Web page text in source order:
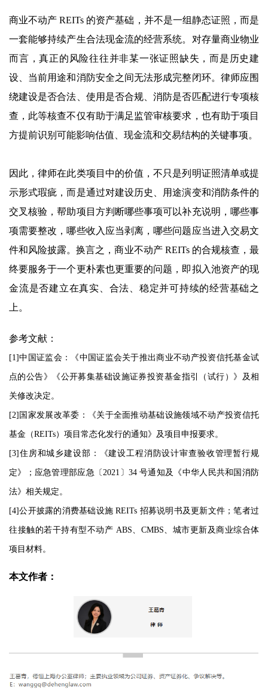
商业不动产 REITs 的资产基础，并不是一组静态证照，而是
一套能够持续产生合法现金流的经营系统。对存量商业物业
而言，真正的风险往往并非某一张证照缺失，而是历史建
设、当前用途和消防安全之间无法形成完整闭环。律师应围
绕建设是否合法、使用是否合规、消防是否匹配进行专项核
查，此等核查不仅有助于满足监管审核要求，也有助于项目
方提前识别可能影响估值、现金流和交易结构的关键事项。
因此，律师在此类项目中的价值，不只是列明证照清单或提
示形式瑕疵，而是通过对建设历史、用途演变和消防条件的
交叉核验，帮助项目方判断哪些事项可以补充说明，哪些事
项需要整改，哪些收入应当剥离，哪些问题应当进入交易文
件和风险披露。换言之，商业不动产 REITs 的合规核查，最
终要服务于一个更朴素也更重要的问题，即拟入池资产的现
金流是否建立在真实、合法、稳定并可持续的经营基础之
上。
参考文献：
[1]中国证监会：《中国证监会关于推出商业不动产投资信托基金试
点的公告》《公开募集基础设施证券投资基金指引（试行）》及相
关修改决定。
[2]国家发展改革委：《关于全面推动基础设施领域不动产投资信托
基金（REITs）项目常态化发行的通知》及项目申报要求。
[3]住房和城乡建设部：《建设工程消防设计审查验收管理暂行规
定》；应急管理部应急〔2021〕34 号通知及《中华人民共和国消防
法》相关规定。
[4]公开披露的消费基础设施 REITs 招募说明书及更新文件；笔者过
往接触的若干持有型不动产 ABS、CMBS、城市更新及商业综合体
项目材料。
本文作者：